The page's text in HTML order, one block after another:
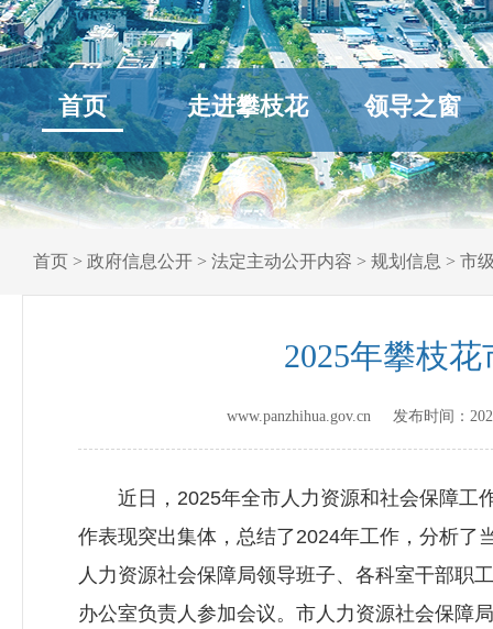
首页 走进攀枝花 领导之窗
首页 > 政府信息公开 > 法定主动公开内容 > 规划信息 > 市
2025年攀枝
www.panzhihua.gov.cn 发布时间：
近日，2025年全市人力资源和社会保障工作
作表现突出集体，总结了2024年工作，分析了
人力资源社会保障局领导班子、各科室干部职
办公室负责人参加会议。市人力资源社会保障